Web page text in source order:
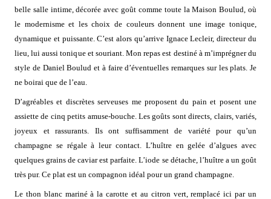
belle salle intime, décorée avec goût comme toute la Maison Boulud, où
le modernisme et les choix de couleurs donnent une image tonique,
dynamique et puissante. C’est alors qu’arrive Ignace Lecleir, directeur du
lieu, lui aussi tonique et souriant. Mon repas est destiné à m’imprégner du
style de Daniel Boulud et à faire d’éventuelles remarques sur les plats. Je
ne boirai que de l’eau.
D’agréables et discrètes serveuses me proposent du pain et posent une
assiette de cinq petits amuse-bouche. Les goûts sont directs, clairs, variés,
joyeux et rassurants. Ils ont suffisamment de variété pour qu’un
champagne se régale à leur contact. L’huître en gelée d’algues avec
quelques grains de caviar est parfaite. L’iode se détache, l’huître a un goût
très pur. Ce plat est un compagnon idéal pour un grand champagne.
Le thon blanc mariné à la carotte et au citron vert, remplacé ici par un